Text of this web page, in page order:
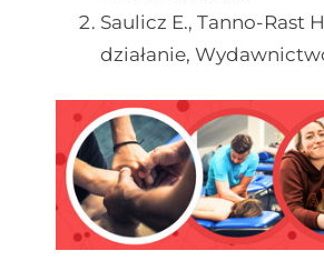
Saulicz E., Tanno-Rast
działanie,